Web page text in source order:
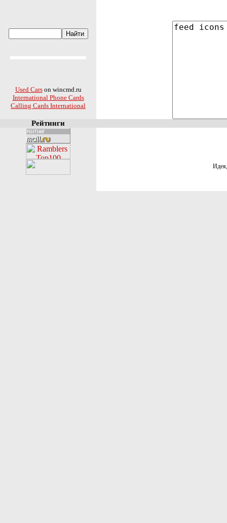
Used Carson wincmd.ru
International Phone Cards
Calling Cards International
Рейтинги